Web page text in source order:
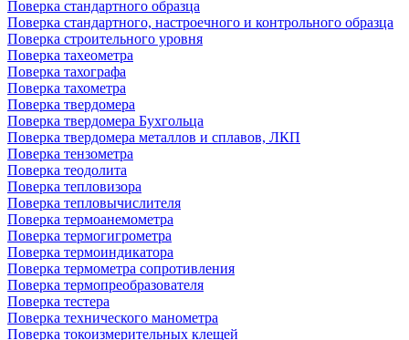
Поверка стандартного образца
Поверка стандартного, настроечного и контрольного образца
Поверка строительного уровня
Поверка тахеометра
Поверка тахографа
Поверка тахометра
Поверка твердомера
Поверка твердомера Бухгольца
Поверка твердомера металлов и сплавов, ЛКП
Поверка тензометра
Поверка теодолита
Поверка тепловизора
Поверка тепловычислителя
Поверка термоанемометра
Поверка термогигрометра
Поверка термоиндикатора
Поверка термометра сопротивления
Поверка термопреобразователя
Поверка тестера
Поверка технического манометра
Поверка токоизмерительных клещей